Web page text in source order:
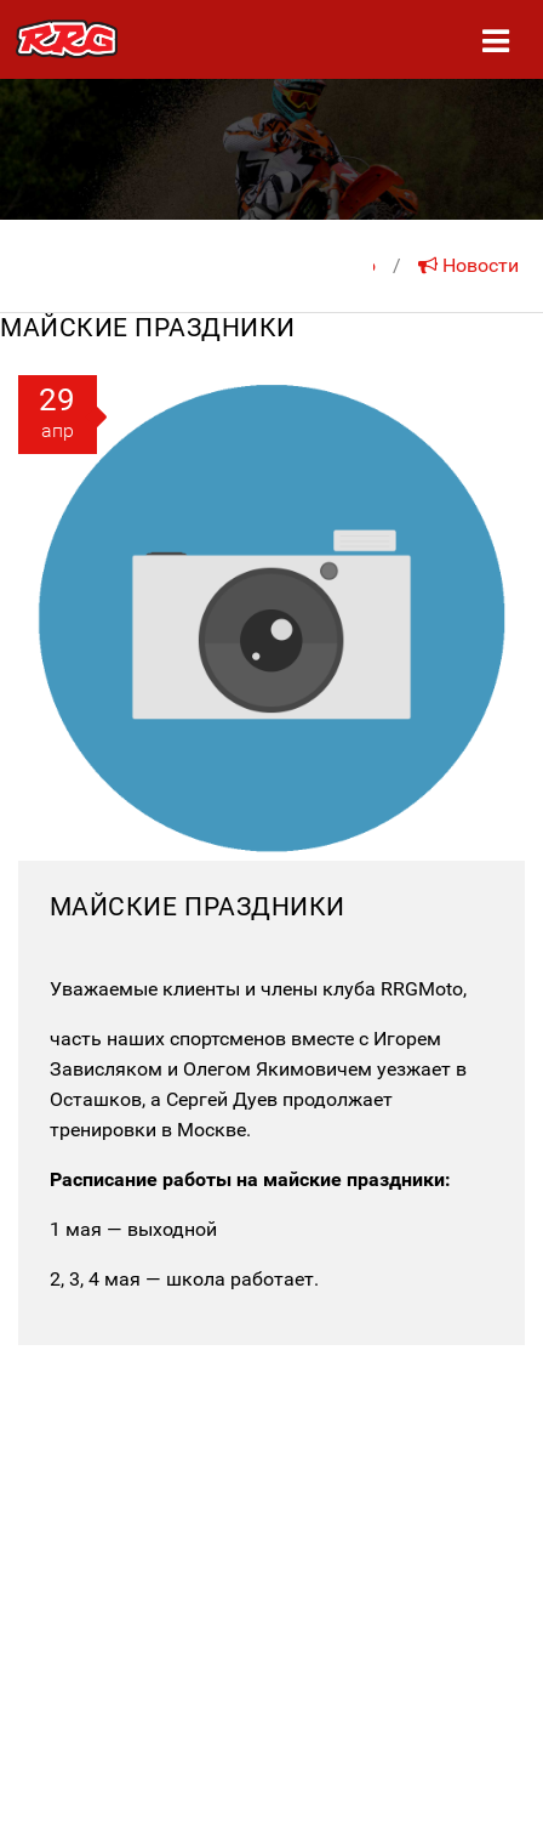
На главную / Новости
МАЙСКИЕ ПРАЗДНИКИ
29
апр
МАЙСКИЕ ПРАЗДНИКИ
Уважаемые клиенты и члены клуба RRGMoto,
часть наших спортсменов вместе с Игорем
Зависляком и Олегом Якимовичем уезжает в
Осташков, а Сергей Дуев продолжает
тренировки в Москве.
Расписание работы на майские праздники:
1 мая — выходной
2, 3, 4 мая — школа работает.